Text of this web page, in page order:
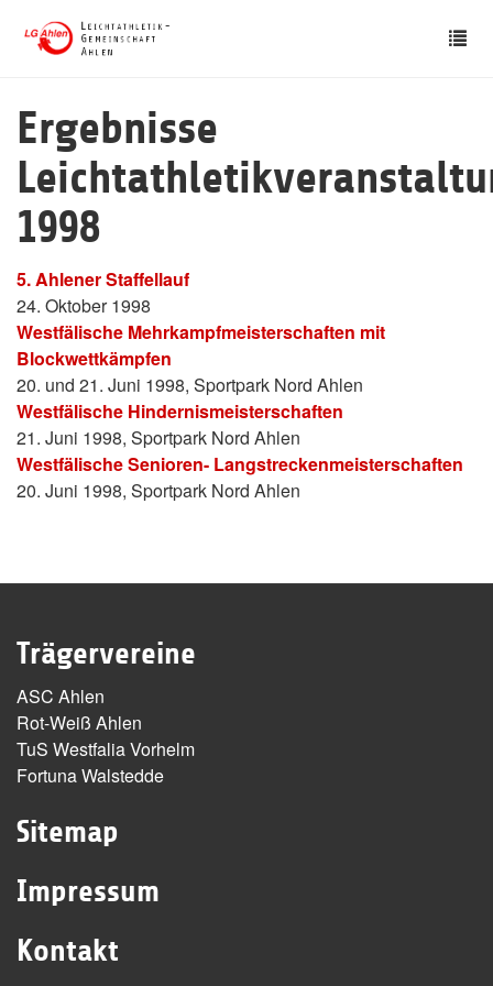
Ergebnisse
1998
5. Ahlener Staffellauf
24. Oktober 1998
Westfälische Mehrkampfmeisterschaften mit
Blockwettkämpfen
20. und 21. Juni 1998, Sportpark Nord Ahlen
Westfälische Hindernismeisterschaften
21. Juni 1998, Sportpark Nord Ahlen
Westfälische Senioren- Langstreckenmeisterschaften
20. Juni 1998, Sportpark Nord Ahlen
Trägervereine
ASC Ahlen
Rot-Weiß Ahlen
TuS Westfalia Vorhelm
Fortuna Walstedde
Sitemap
Impressum
Kontakt